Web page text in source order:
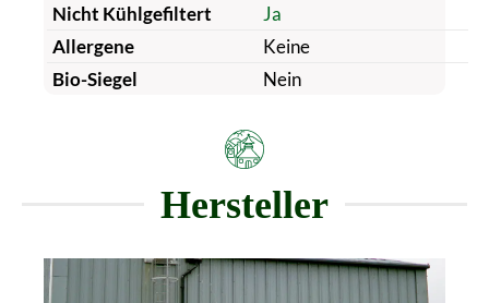
Nicht Kühlgefiltert
Ja
Allergene
Keine
Bio-Siegel
Nein
Hersteller